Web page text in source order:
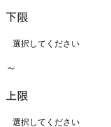
下限
～
上限